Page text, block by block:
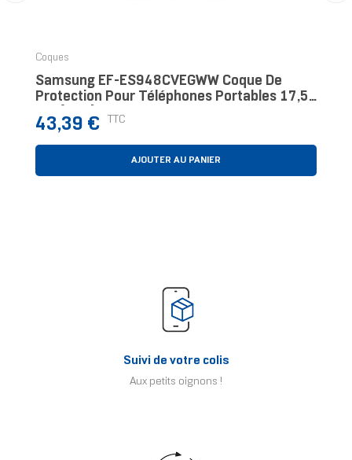
Coques
Samsung EF-ES948CVEGWW Coque De
Protection Pour Téléphones Portables 17,5
Cm (6.9") Violet
Prix
43,39 € TTC
AJOUTER AU PANIER
Suivi de votre colis
Aux petits oignons !